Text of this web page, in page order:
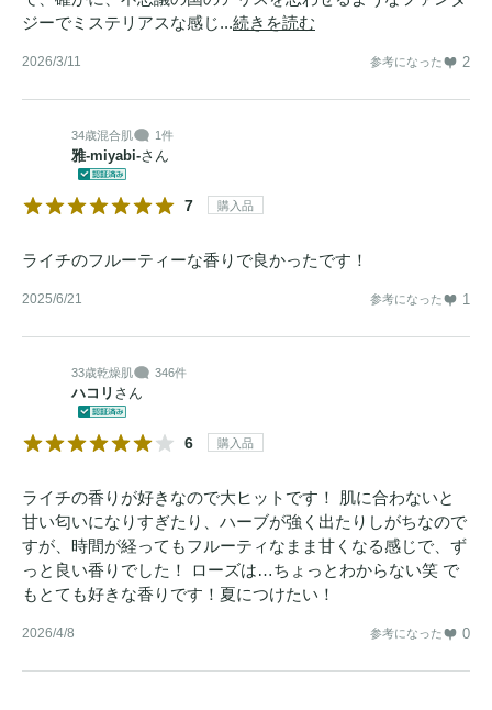
ジーでミステリアスな感じ...続きを読む
2026/3/11 参考になった 2
34歳混合肌 1件
雅‐miyabi‐さん
7 購入品
ライチのフルーティーな香りで良かったです！
2025/6/21 参考になった 1
33歳乾燥肌 346件
ハコリ さん
6 購入品
ライチの香りが好きなので大ヒットです！ 肌に合わないと
甘い匂いになりすぎたり、ハーブが強く出たりしがちなので
すが、時間が経ってもフルーティなまま甘くなる感じで、ず
っと良い香りでした！ ローズは…ちょっとわからない笑 で
もとても好きな香りです！夏につけたい！
2026/4/8 参考になった 0